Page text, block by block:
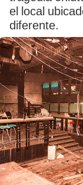
el local
diferente.